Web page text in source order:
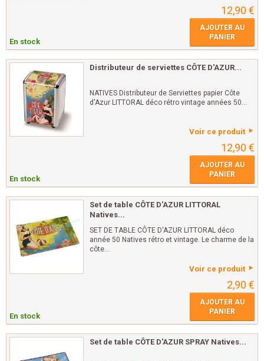
12,90 €
En stock
AJOUTER AU
PANIER
Distributeur de serviettes CÔTE D'AZUR...
NATIVES Distributeur de Serviettes papier Côte
d'Azur LITTORAL déco rétro vintage années 50...
Voir ce produit
12,90 €
En stock
AJOUTER AU
PANIER
Set de table CÔTE D'AZUR LITTORAL
Natives...
SET DE TABLE CÔTE D'AZUR LITTORAL déco
année 50 Natives rétro et vintage. Le charme de la
côte...
Voir ce produit
2,90 €
En stock
AJOUTER AU
PANIER
Set de table CÔTE D'AZUR SPRAY Natives...